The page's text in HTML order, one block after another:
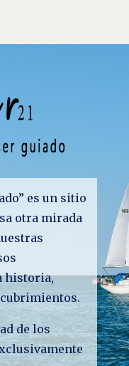
es un sitio
otra mirada
historia,
de los